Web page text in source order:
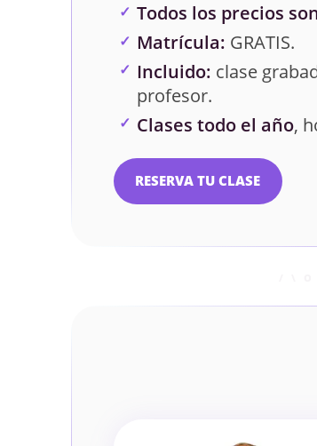
Todos los precios
Matrícula: GRATIS.
Incluido: clase
profesor.
Clases todo el año,
RESERVA TU CLASE